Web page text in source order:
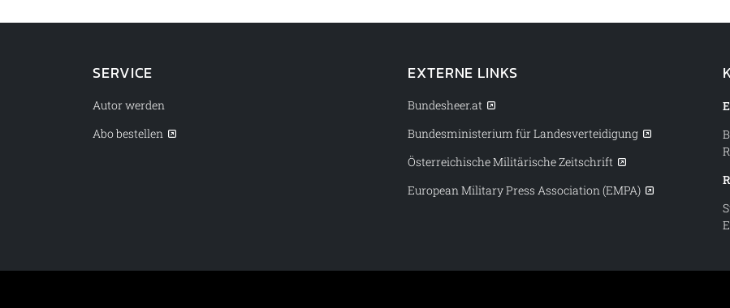
SERVICE
Autor werden
Abo bestellen
EXTERNE LINKS
Bundesheer.at
Bundesministerium für Landesverteidigung
Österreichische Militärische Zeitschrift
European Military Press Association (EMPA)